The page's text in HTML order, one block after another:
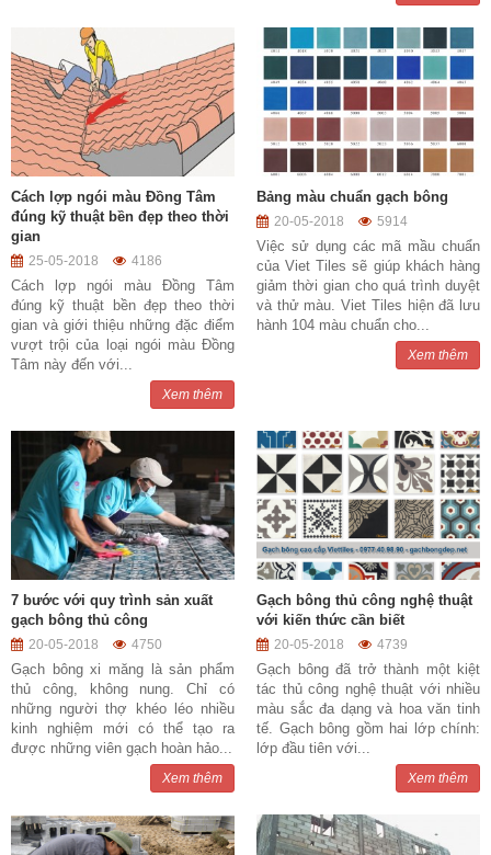
Cách lợp ngói màu Đồng Tâm
đúng kỹ thuật bền đẹp theo thời
gian
25-05-2018 4186
Cách lợp ngói màu Đồng Tâm
đúng kỹ thuật bền đẹp theo thời
gian và giới thiệu những đặc điểm
vượt trội của loại ngói màu Đồng
Tâm này đến với...
Xem thêm
Bảng màu chuẩn gạch bông
20-05-2018 5914
Việc sử dụng các mã mầu chuẩn
của Viet Tiles sẽ giúp khách hàng
giảm thời gian cho quá trình duyệt
và thử màu. Viet Tiles hiện đã lưu
hành 104 màu chuẩn cho...
Xem thêm
7 bước với quy trình sản xuất
gạch bông thủ công
20-05-2018 4750
Gạch bông xi măng là sản phẩm
thủ công, không nung. Chỉ có
những người thợ khéo léo nhiều
kinh nghiệm mới có thể tạo ra
được những viên gạch hoàn hảo...
Xem thêm
Gạch bông thủ công nghệ thuật
với kiến thức cần biết
20-05-2018 4739
Gạch bông đã trở thành một kiệt
tác thủ công nghệ thuật với nhiều
màu sắc đa dạng và hoa văn tinh
tế. Gạch bông gồm hai lớp chính:
lớp đầu tiên với...
Xem thêm